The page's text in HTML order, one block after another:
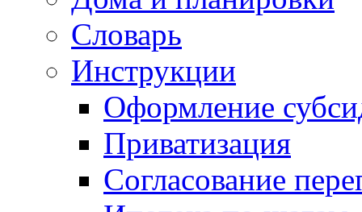
Словарь
Инструкции
Оформление
Приватизация
Согласование